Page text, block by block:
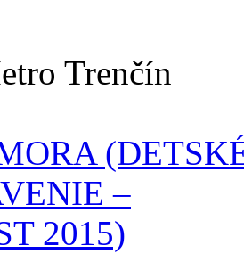
Trenčín